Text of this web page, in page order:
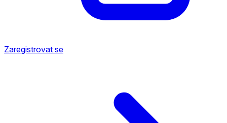
Zaregistrovat se